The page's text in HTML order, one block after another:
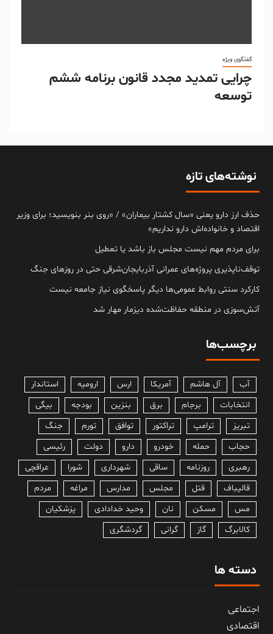
گفتگوی ویژه
چرایی تمدید مجدد قانون برنامه ششم
توسعه
نوشته‌های تازه
حذف ارز دارو یعنی «سال کشتار بیماران» / «روی بنر بنویسید؛ برای وزیر
اقتصاد و خانواده‌اش دارو نداریم»
برای مردم مهم نیست مجلس باز باشد یا تعطیل
توقف‌ناپذیری پروژه‌های عمرانی آذربایجان‌شرقی حتی در روزهای جنگ
کارکرد سنتی روابط عمومی‌ها دیگر پاسخگوی نیاز جامعه نیست
آتش‌سوزی در منطقه حفاظت‌شده دیزمار مهار شد
برچسب‌ها
آب آل هاشم آمریکا ارس ارومیه
استاندار
انتخابات
برجام برق بنزین بودجه
بیگی
تبریز
ترامپ تراکتور توافق تورم
جنگ
حجاب
حمله خودرو دارو دولت
رئیسی
رهبری
روزنامه ساقی شهرداری شورا
عراقچی
قالیباف
قتل مجلس مدارس مراغه
مردم
مس
مسکن نان وحید خدادادی
پزشکیان
کالابرگ
گاز گرانی گردشگری
دسته ها
اجتماعی
اقتصادی